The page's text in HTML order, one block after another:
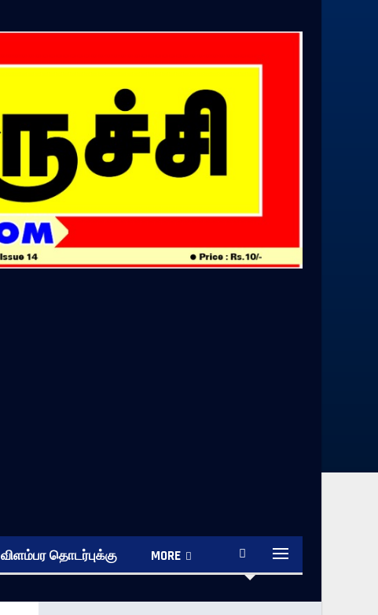
விளம்பர தொடர்புக்கு MORE